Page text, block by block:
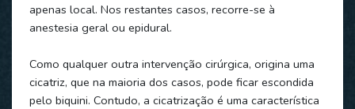
apenas local. Nos restantes casos, recorre-se à
anestesia geral ou epidural.
Como qualquer outra intervenção cirúrgica, origina uma
cicatriz, que na maioria dos casos, pode ficar escondida
pelo biquini. Contudo, a cicatrização é uma característica